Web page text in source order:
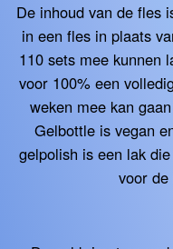
De inhoud van de fles
in een fles in plaats
110 sets mee kunnen
voor 100% een
weken mee kan
Gelbottle is vegan
gelpolish is een lak
voor